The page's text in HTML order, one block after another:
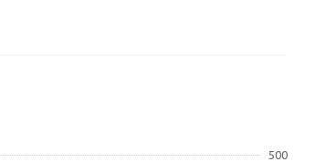
500